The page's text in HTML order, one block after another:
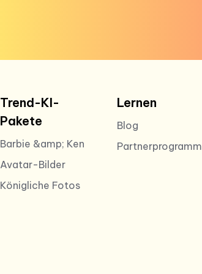
Trend-KI-
Pakete
Barbie &amp; Ken
Avatar-Bilder
Königliche Fotos
Lernen
Blog
Partnerprogramm